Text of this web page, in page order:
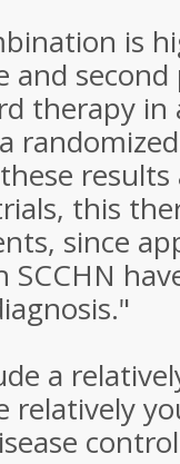
is
and
therapy in
this
since
a
relatively